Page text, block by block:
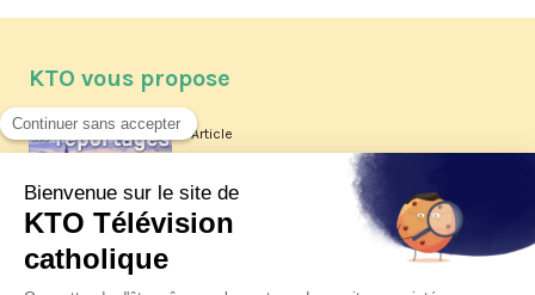
KTO vous propose
Article
Les reportages d'été 2026 de KTO
XIV à Assise à suivre sur KTO le